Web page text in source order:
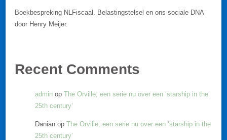
Boekbespreking NLFiscaal. Belastingstelsel en ons sociale DNA
door Henry Meijer.
Recent Comments
admin op The Orville; een serie nu over een ‘starship in the
25th century’
Danian op The Orville; een serie nu over een ‘starship in the
25th century’